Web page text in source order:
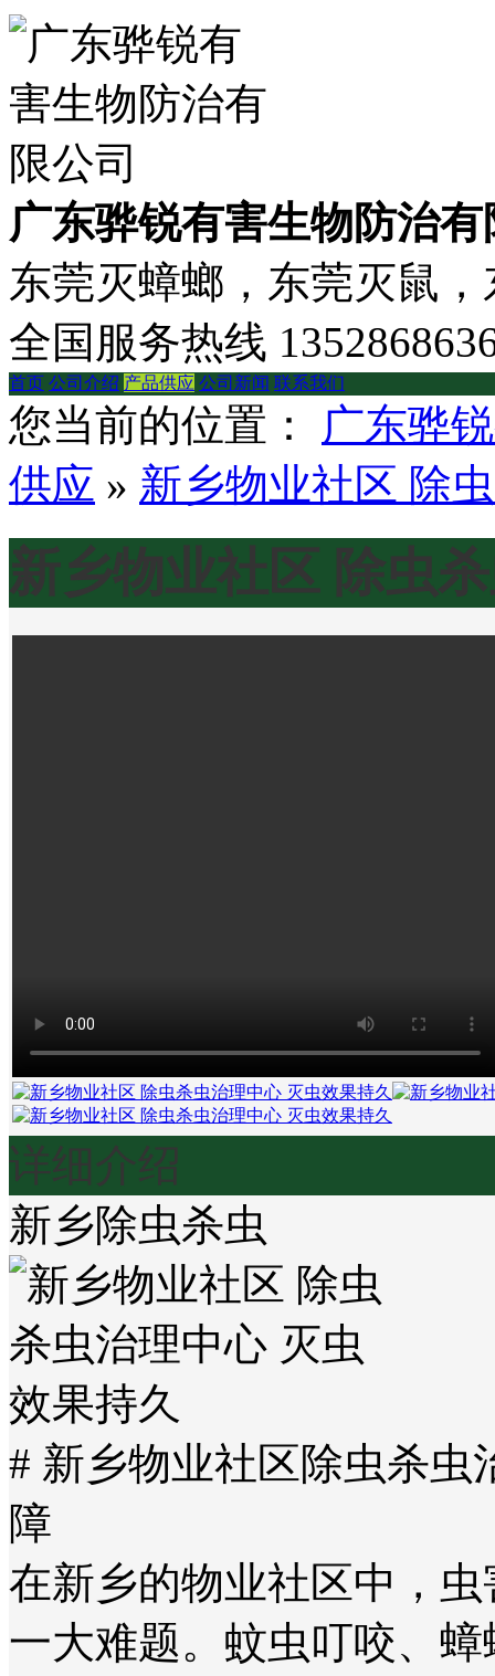
广东骅锐有害生物防治
东莞灭蟑螂，东莞灭鼠
全国服务热线
首页 公司介绍 产品供应 公司新闻 联系我们
您当前的位置：
广东骅
供应 » 新乡物业社区 除
新乡物业社区 除虫
详细介绍
新乡除虫杀虫
# 新乡物业社区除虫杀虫
障
在新乡的物业社区中，
一大难题。蚊虫叮咬、